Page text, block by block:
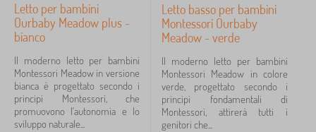
Letto per bambini
Ourbaby Meadow plus -
bianco
Il moderno letto per bambini
Montessori Meadow in versione
bianca è progettato secondo i
principi Montessori, che
promuovono l'autonomia e lo
sviluppo naturale...
Letto basso per bambini
Montessori Ourbaby
Meadow - verde
Il moderno letto per bambini
Montessori Meadow in colore
verde, progettato secondo i
principi fondamentali di
Montessori, attirerà tutti i
genitori che...